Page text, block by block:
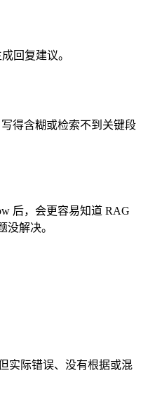
回复建议。
得含糊或检索不到关键段
后，会更容易知道 RAG
没解决。
实际错误、没有根据或混